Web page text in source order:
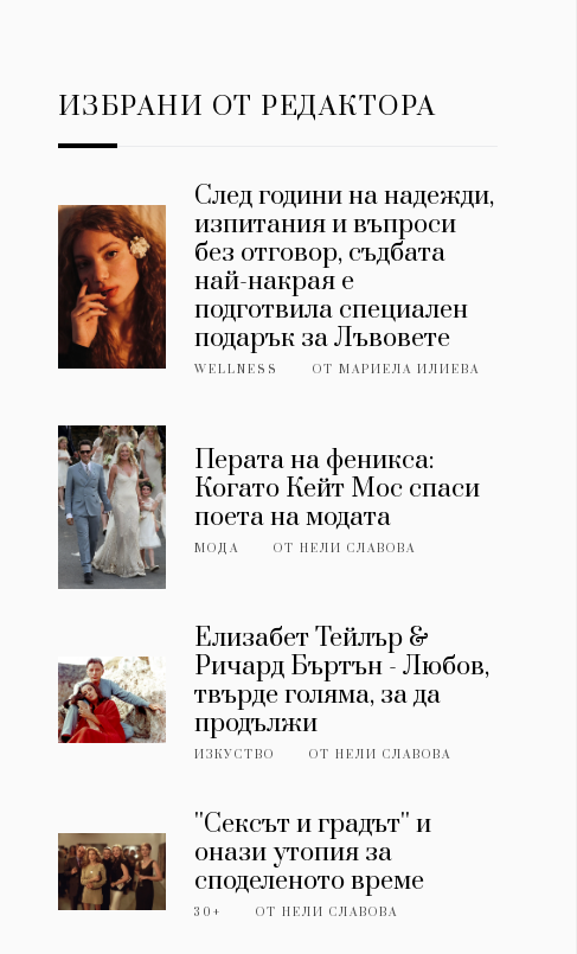
ИЗБРАНИ ОТ РЕДАКТОРА
След години на надежди,
изпитания и въпроси
без отговор, съдбата
най-накрая е
подготвила специален
подарък за Лъвовете
WELLNESS ОТМАРИЕЛА ИЛИЕВА
Перата на феникса:
Когато Кейт Мос спаси
поета на модата
МОДА ОТНЕЛИ СЛАВОВА
Елизабет Тейлър &
Ричард Бъртън - Любов,
твърде голяма, за да
продължи
ИЗКУСТВО ОТНЕЛИ СЛАВОВА
''Сексът и градът'' и
онази утопия за
споделеното време
30+ ОТНЕЛИ СЛАВОВА